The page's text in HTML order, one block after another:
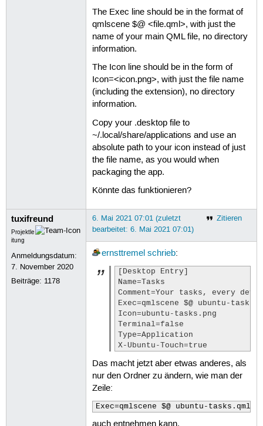
The Exec line should be in the format of
qmlscene $@ <file.qml>, with just the
name of your main QML file, no directory
information.
The Icon line should be in the form of
Icon=<icon.png>, with just the file name
(including the extension), no directory
information.
Copy your .desktop file to
~/.local/share/applications and use an
absolute path to your icon instead of just
the file name, as you would when
packaging the app.
Könnte das funktionieren?
tuxifreund
Projektle
itung
Anmeldungsdatum:
7. November 2020
Beiträge: 1178
Zitieren
6. Mai 2021 07:01 (zuletzt
bearbeitet: 6. Mai 2021 07:01)
ernsttremel schrieb:
[Desktop Entry]
Name=Tasks
Comment=Your tasks, every
Exec=qmlscene $@ ubuntu-
Icon=ubuntu-tasks.png
Terminal=false
Type=Application
X-Ubuntu-Touch=true
Das macht jetzt aber etwas anderes, als
nur den Ordner zu ändern, wie man der
Zeile:
Exec=qmlscene $@ ubuntu-tasks.qml